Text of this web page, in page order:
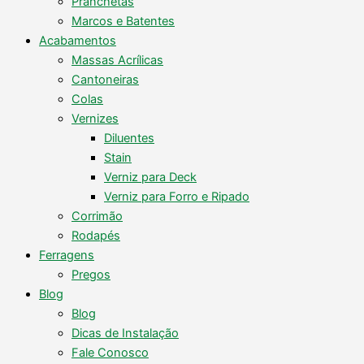
Marcos e Batentes
Acabamentos
Massas Acrílicas
Cantoneiras
Colas
Vernizes
Diluentes
Stain
Verniz para Deck
Verniz para Forro e Ripado
Corrimão
Rodapés
Ferragens
Pregos
Blog
Blog
Dicas de Instalação
Fale Conosco